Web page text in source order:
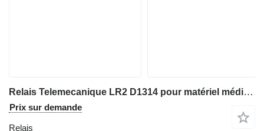
Relais Telemecanique LR2 D1314 pour matériel médical COURTOY R100
Prix sur demande
Relais